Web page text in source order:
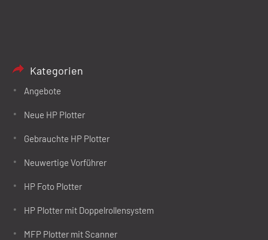
Kategorien
Angebote
Neue HP Plotter
Gebrauchte HP Plotter
Neuwertige Vorführer
HP Foto Plotter
HP Plotter mit Doppelrollensystem
MFP Plotter mit Scanner